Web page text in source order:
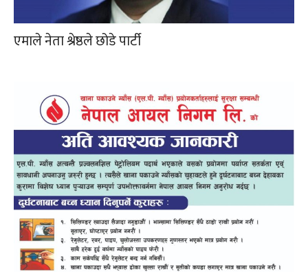
एमाले नेता श्रेष्ठले छोडे पार्टी